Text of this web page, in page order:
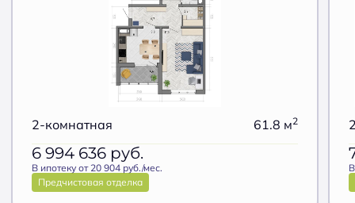
2-комнатная 61.8 м2
6 994 636 руб.
В ипотеку от 20 904 руб./мес.
Предчистовая отделка